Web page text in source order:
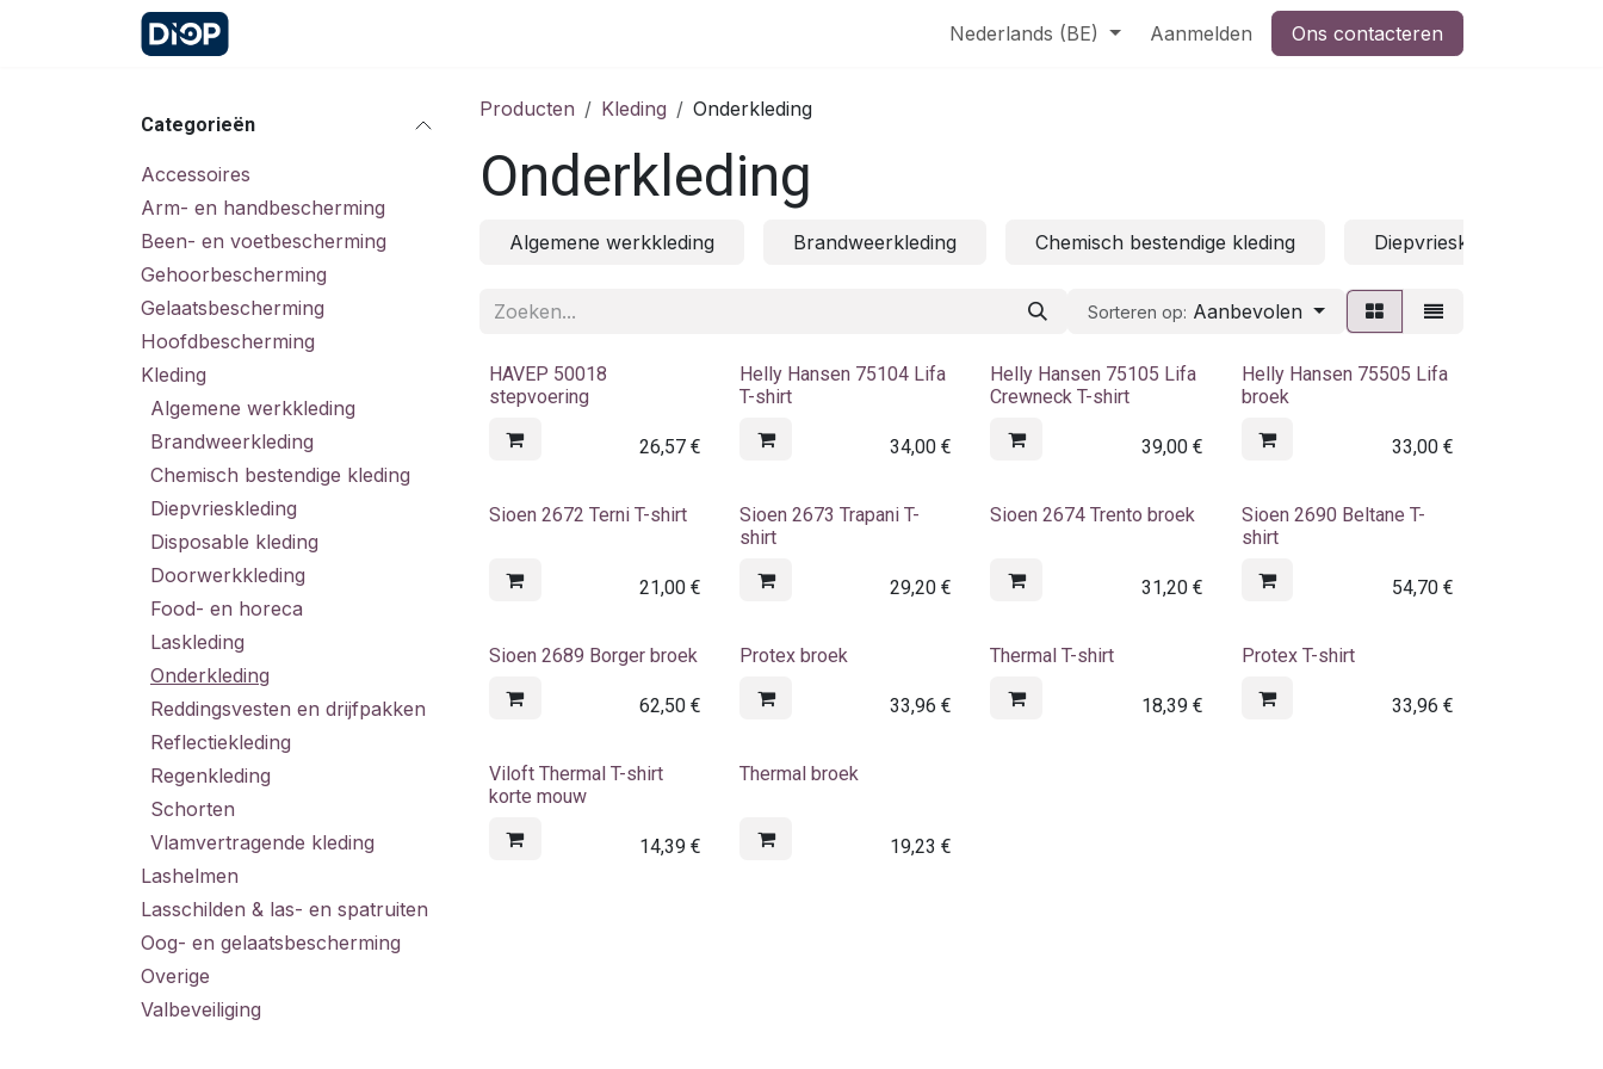
Overslaan naar inhoud
Nederlands (BE) Aanmelden Ons contacteren
Categorieën
Accessoires
Arm- en handbescherming
Been- en voetbescherming
Gehoorbescherming
Gelaatsbescherming
Hoofdbescherming
Kleding
Algemene werkkleding
Brandweerkleding
Chemisch bestendige kleding
Diepvrieskleding
Disposable kleding
Doorwerkkleding
Food- en horeca
Laskleding
Onderkleding
Reddingsvesten en drijfpakken
Reflectiekleding
Regenkleding
Schorten
Vlamvertragende kleding
Lashelmen
Lasschilden & las- en spatruiten
Oog- en gelaatsbescherming
Overige
Valbeveiliging
Producten Kleding Onderkleding
Onderkleding
Algemene werkkleding Brandweerkleding Chemisch bestendige kleding Diepvrieskleding
Sorteren op: Aanbevolen
HAVEP 50018
stepvoering
26,57 €
Helly Hansen 75104 Lifa
T-shirt
34,00 €
Helly Hansen 75105 Lifa
Crewneck T-shirt
39,00€
Helly Hansen 75505 Lifa
broek
33,00€
Sioen 2672 Terni T-shirt
21,00 €
Sioen 2673 Trapani T-
shirt
29,20 €
Sioen 2674 Trento broek
31,20€
Sioen 2690 Beltane T-
shirt
54,70€
Sioen 2689 Borger broek
62,50 €
Protex broek
33,96 €
Thermal T-shirt
18,39€
Protex T-shirt
33,96 €
Viloft Thermal T-shirt
korte mouw
14,39 €
Thermal broek
19,23 €